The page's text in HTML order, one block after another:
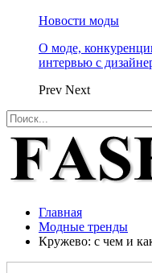
Новости моды
О моде,
интервью с
Prev Next
Главная
Модные тренды
Кружево: с чем и